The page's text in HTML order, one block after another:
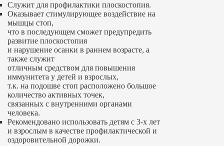
Служит для профилактики плоскостопия.
Оказывает стимулирующее воздействие на
мышцы стоп,
что в последующем сможет предупредить
развитие плоскостопия
и нарушение осанки в раннем возрасте, а
также служит
отличным средством для повышения
иммунитета у детей и взрослых,
т.к. на подошве стоп расположено большое
количество активных точек,
связанных с внутренними органами
человека.
Рекомендовано использовать детям с 3-х лет
и взрослым в качестве профилактической и
оздоровительной дорожки.